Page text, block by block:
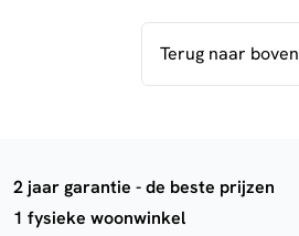
Terug naar boven
2 jaar garantie - de beste prijzen
1 fysieke woonwinkel